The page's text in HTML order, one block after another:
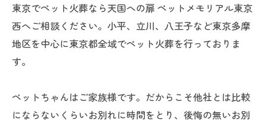
東京でペット火葬なら天国への扉 ペットメモリアル東京
西へご相談ください。小平、立川、八王子など東京多摩
地区を中心に東京都全域でペット火葬を行っておりま
す。
ペットちゃんはご家族様です。だからこそ他社とは比較
にならないくらいお別れに時間をとり、後悔の無いお別